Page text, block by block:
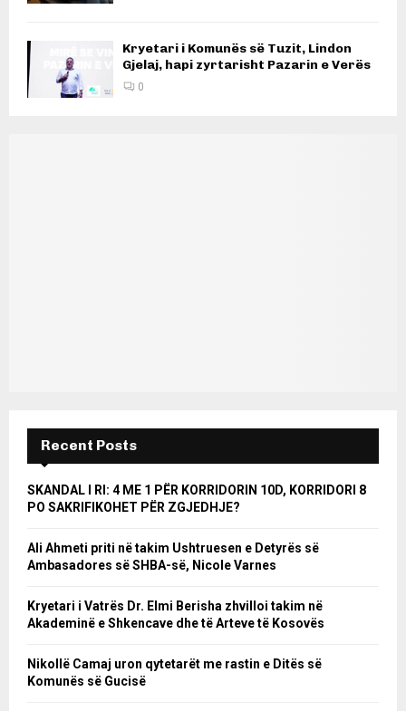
Kryetari i Komunës së Tuzit, Lindon
Gjelaj, hapi zyrtarisht Pazarin e Verës
0
Recent Posts
SKANDAL I RI: 4 ME 1 PËR KORRIDORIN 10D, KORRIDORI 8
PO SAKRIFIKOHET PËR ZGJEDHJE?
Ali Ahmeti priti në takim Ushtruesen e Detyrës së
Ambasadores së SHBA-së, Nicole Varnes
Kryetari i Vatrës Dr. Elmi Berisha zhvilloi takim në
Akademinë e Shkencave dhe të Arteve të Kosovës
Nikollë Camaj uron qytetarët me rastin e Ditës së
Komunës së Gucisë